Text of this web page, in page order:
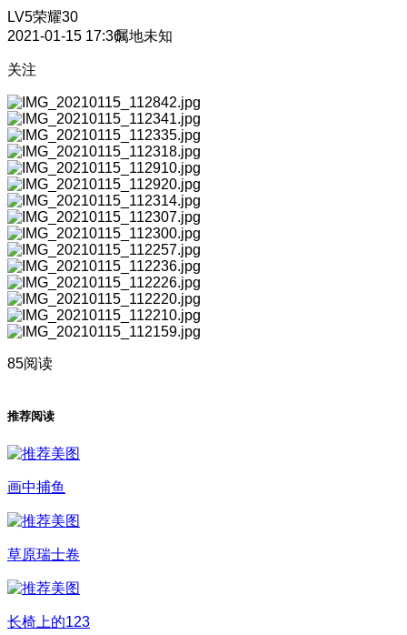
LV5荣耀30
2021-01-15 17:36属地未知
关注
85阅读
推荐阅读
画中捕鱼
草原瑞士卷
长椅上的123